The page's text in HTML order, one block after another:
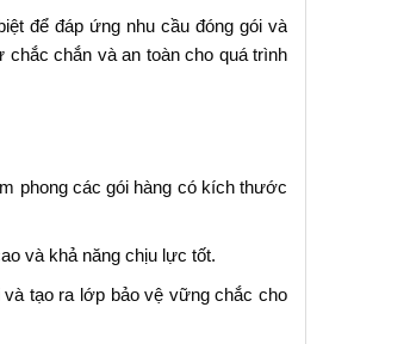
để đáp ứng nhu cầu đóng gói và
chắn và an toàn cho quá trình
phong các gói hàng có kích thước
và khả năng chịu lực tốt.
tạo ra lớp bảo vệ vững chắc cho